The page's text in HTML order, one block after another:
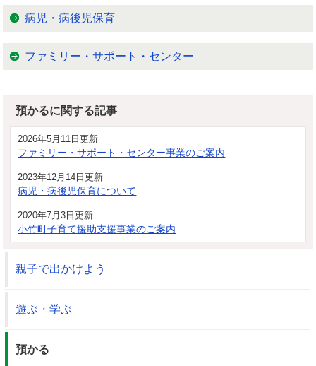
病児・病後児保育
ファミリー・サポート・センター
預かるに関する記事
2026年5月11日更新
ファミリー・サポート・センター事業のご案内
2023年12月14日更新
病児・病後児保育について
2020年7月3日更新
小竹町子育て援助支援事業のご案内
親子で出かけよう
遊ぶ・学ぶ
預かる